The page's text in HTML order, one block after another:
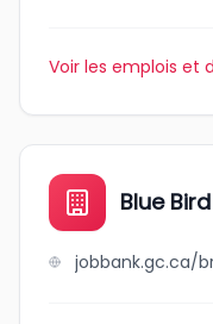
Voir les emplois et
Blue